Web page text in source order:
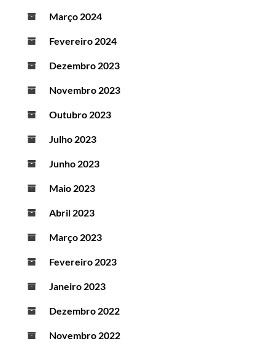
Março 2024
Fevereiro 2024
Dezembro 2023
Novembro 2023
Outubro 2023
Julho 2023
Junho 2023
Maio 2023
Abril 2023
Março 2023
Fevereiro 2023
Janeiro 2023
Dezembro 2022
Novembro 2022